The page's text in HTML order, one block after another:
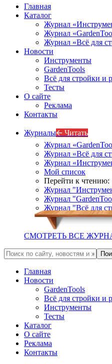
Главная
Каталог
Журнал
Журнал
Журнал «Всё для
Новости
Инструменты
GardenTools
Всё для стройки и
Тесты
О сайте
Реклама
Контакты
Журналы🡨 Читать
Журнал
Журнал «Всё для
Журнал
Мой список
Перейти к чтению:
Журнал
Журнал
Журнал "Всё для
СМОТРЕТЬ ВСЕ
Главная
Новости
GardenTools
Всё для стройки и
Инструменты
Тесты
Каталог
О сайте
Реклама
Контакты